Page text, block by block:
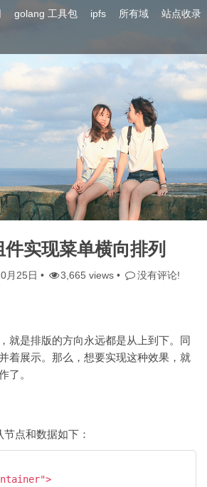
golang 工具包 ipfs 所有域 站点收录
实现菜单横向排列
月25日 • 3,665 views • 没有评论!
就是排版的方向永远都是从上到下。同
着展示。那么，想要实现这种效果，就
了。
点和数据如下：